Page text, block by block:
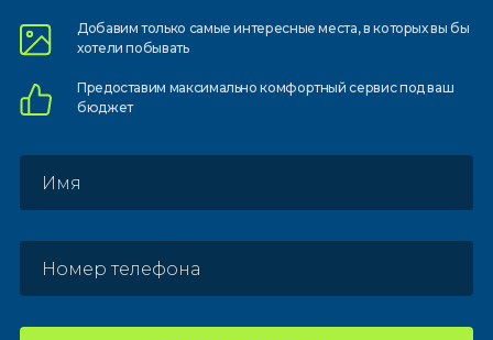
Добавим только самыеинтересные места, в которыхвы бы
хотели побывать
Предоставим максимально комфортныйсервис под ваш
бюджет